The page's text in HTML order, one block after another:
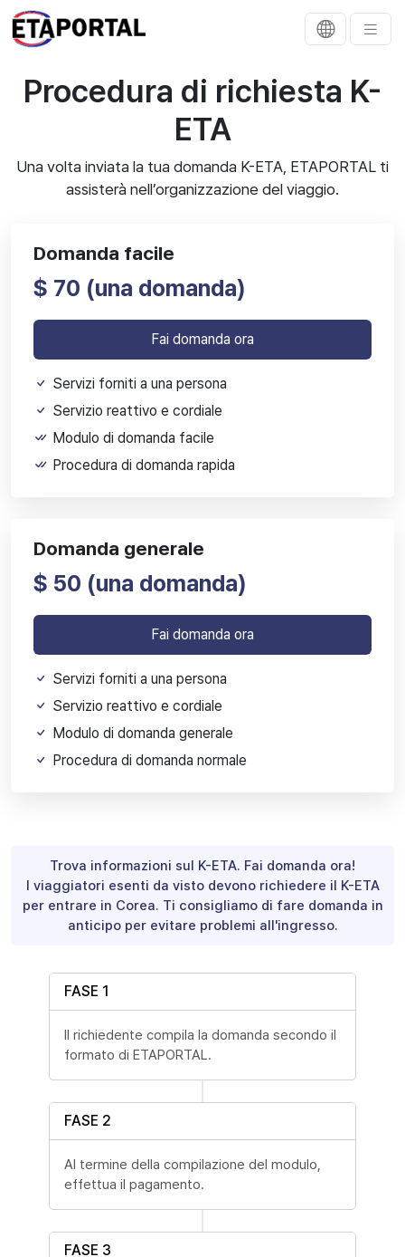
Procedura di richiesta K-
ETA
Una volta inviata la tua domanda K-ETA, ETAPORTAL ti
assisterà nell’organizzazione del viaggio.
Domanda facile
$ 70 (una domanda)
Fai domanda ora
Servizi forniti a una persona
Servizio reattivo e cordiale
Modulo di domanda facile
Procedura di domanda rapida
Domanda generale
$ 50 (una domanda)
Fai domanda ora
Servizi forniti a una persona
Servizio reattivo e cordiale
Modulo di domanda generale
Procedura di domanda normale
Trova informazioni sul K-ETA. Fai domanda ora!
I viaggiatori esenti da visto devono richiedere il K-ETA
per entrare in Corea. Ti consigliamo di fare domanda in
anticipo per evitare problemi all'ingresso.
FASE 1
Il richiedente compila la domanda secondo il
formato di ETAPORTAL.
FASE 2
Al termine della compilazione del modulo,
effettua il pagamento.
FASE 3